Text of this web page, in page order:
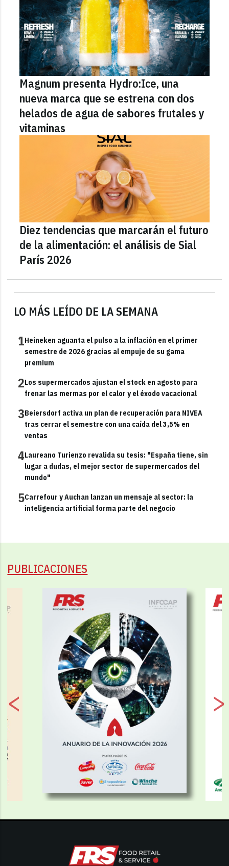
LO MÁS LEÍDO DE LA SEMANA
1Heineken aguanta el pulso a la inflación en el primer
semestre de 2026 gracias al empuje de su gama
premium
2Los supermercados ajustan el stock en agosto para
frenar las mermas por el calor y el éxodo vacacional
3Beiersdorf activa un plan de recuperación para NIVEA
tras cerrar el semestre con una caída del 3,5% en
ventas
4Laureano Turienzo revalida su tesis: "España tiene, sin
lugar a dudas, el mejor sector de supermercados del
mundo"
5Carrefour y Auchan lanzan un mensaje al sector: la
inteligencia artificial forma parte del negocio
Magnum presenta Hydro:Ice, una
nueva marca que se estrena con dos
helados de agua de sabores frutales y
vitaminas
Diez tendencias que marcarán el futuro
de la alimentación: el análisis de Sial
París 2026
PUBLICACIONES